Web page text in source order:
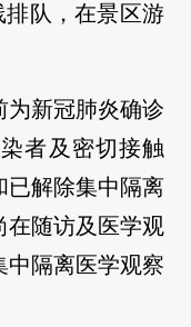
排队，在景区游
为新冠肺炎确诊
者及密切接触
已解除集中隔离
在随访及医学观
中隔离医学观察